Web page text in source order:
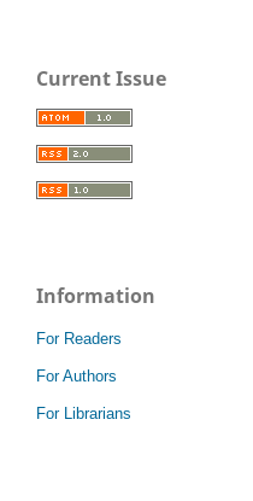
Current Issue
Information
For Readers
For Authors
For Librarians